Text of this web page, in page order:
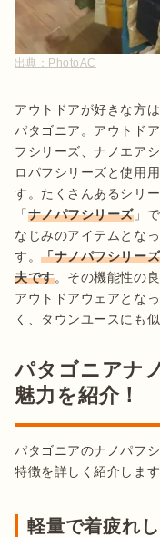
出典： PhotoAC
アウトドアが好きな方
パタゴニア。アウトド
フシリーズ、ナノエア
ロパフシリーズと使用
す。たくさんあるシリ
「ナノパフシリーズ 」
なじみのアイテムとな
す。「ナノパフシリー
夫です。その機能性の
アウトドアウェアとな
く、タウンユースにも
パタゴニアナ
魅力を紹介！
パタゴニアのナノパフ
特徴を詳しく紹介します
軽量で着疲れ